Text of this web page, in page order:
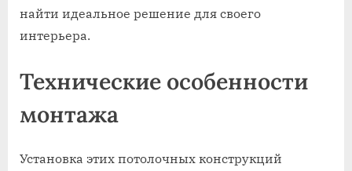
найти идеальное решение для своего
интерьера.
Технические особенности
монтажа
Установка этих потолочных конструкций